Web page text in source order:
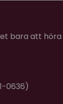
väg för att
sträcka för
såg något
finna
på sig i
sig och satt
hon nöjd.
bara att höra
0636)